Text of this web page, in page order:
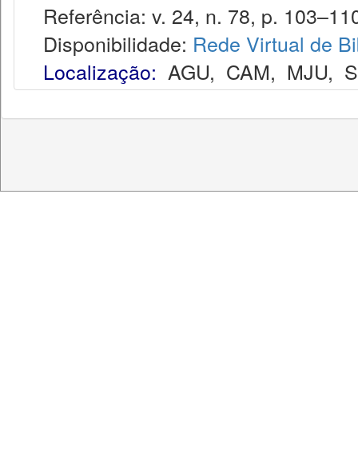
Referência: v. 24, n. 78, p.
Disponibilidade: Rede Virtual de
Localização: AGU, CAM, MJU,